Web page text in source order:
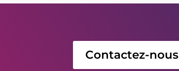
Contactez-nous